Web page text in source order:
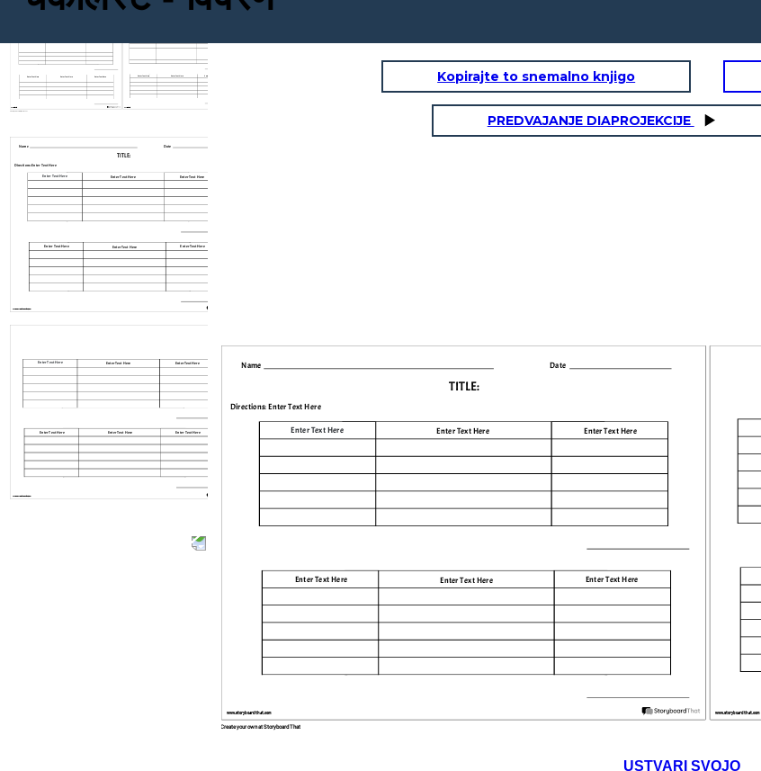
Create your own at Storyboard That
Enter Text Here Enter Text Here Enter Text Here Enter Text Here Enter Text Here Enter Text Here
www.storyboardthat.com www.storyboardthat.com
Name Date
TITLE :
Directions: Enter Text Here
Enter Text Here
Enter Text Here
Enter Text Here
Enter Text Here
Enter Text Here
Enter Text Here
www.storyboardthat.com
Enter Text Here
Enter Text Here
Enter Text Here
Enter Text Here
Enter Text Here
Enter Text Here
www.storyboardthat.com
Kopirajte to snemalno knjigo
PREDVAJANJE DIAPROJEKCIJE
Create your own at Storyboard That
Name Date
TITLE :
Directions: Enter Text Here
Enter Text Here
Enter Text Here
Enter Text Here
Enter Text Here
Enter Text Here
Enter Text Here
www.storyboardthat.com www.storyboardthat.com
USTVARI SVOJO